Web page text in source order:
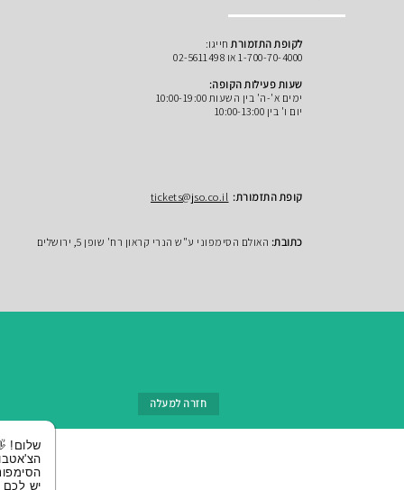
לקופת התזמורתחייגו:
1-700-70-4000 או 02-5611498
שעות פעילות הקופה:
ימים א'-ה' בין השעות 10:00-19:00
קופת התזמורת: tickets@jso.co.il
האולם הסימפוני ע"ש הנרי קראון רח' שופן 5, ירושלים
חזרה למעלה
שלום! 👋 אני
הצ'אטבוט של
הסימפונית
יש לכם שאלות?